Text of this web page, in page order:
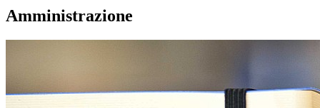
Amministrazione